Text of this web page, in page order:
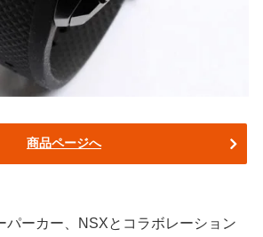
商品ページへ
パーカー、NSXとコラボレーション